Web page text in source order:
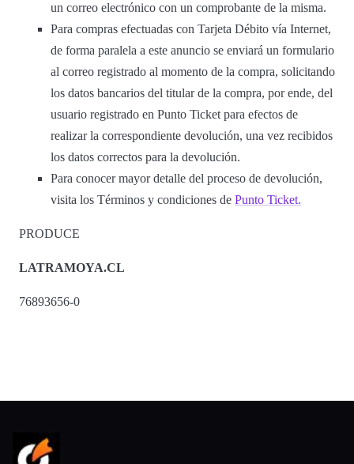
un correo electrónico con un comprobante de la misma.
Para compras efectuadas con Tarjeta Débito vía Internet,
de forma paralela a este anuncio se enviará un formulario
al correo registrado al momento de la compra, solicitando
los datos bancarios del titular de la compra, por ende, del
usuario registrado en Punto Ticket para efectos de
realizar la correspondiente devolución, una vez recibidos
los datos correctos para la devolución.
Para conocer mayor detalle del proceso de devolución,
visita los Términos y condiciones de Punto Ticket.
PRODUCE
LATRAMOYA.CL
76893656-0